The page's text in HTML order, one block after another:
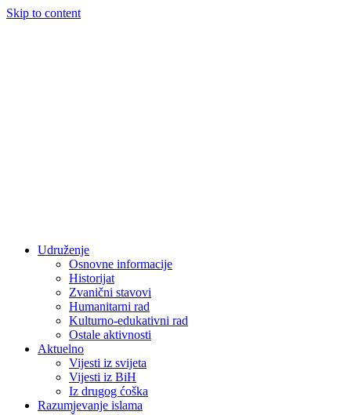
Skip to content
Udruženje
Osnovne informacije
Historijat
Zvanični stavovi
Humanitarni rad
Kulturno-edukativni rad
Ostale aktivnosti
Aktuelno
Vijesti iz svijeta
Vijesti iz BiH
Iz drugog ćoška
Razumjevanje islama